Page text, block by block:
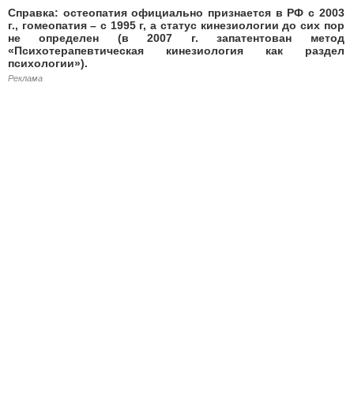
Справка: остеопатия официально признается в РФ с 2003
г., гомеопатия – с 1995 г, а статус кинезиологии до сих пор
не определен (в 2007 г. запатентован метод
«Психотерапевтическая кинезиология как раздел
психологии»).
Реклама